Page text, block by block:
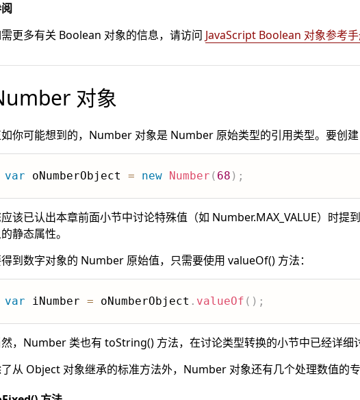
更多有关 Boolean 对象的信息，请访问 JavaScript Boolean 对象参考
对象
你可能想到的，Number 对象是 Number 原始类型的引用类型。要创
var oNumberObject = new Number ( 68 ) ;
该已认出本章前面小节中讨论特殊值（如 Number.MAX_VALUE）时
静态属性。
到数字对象的 Number 原始值，只需要使用 valueOf() 方法：
var iNumber = oNumberObject . valueOf ( ) ;
然，Number 类也有 toString() 方法，在讨论类型转换的小节中已经详细
从 Object 对象继承的标准方法外，Number 对象还有几个处理数值的专